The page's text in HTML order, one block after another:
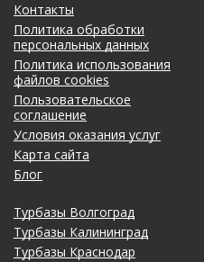
Контакты
Политика обработки
персональных данных
Политика использования
файлов cookies
Пользовательское
соглашение
Условия оказания услуг
Карта сайта
Блог
Турбазы Волгоград
Турбазы Калининград
Турбазы Краснодар